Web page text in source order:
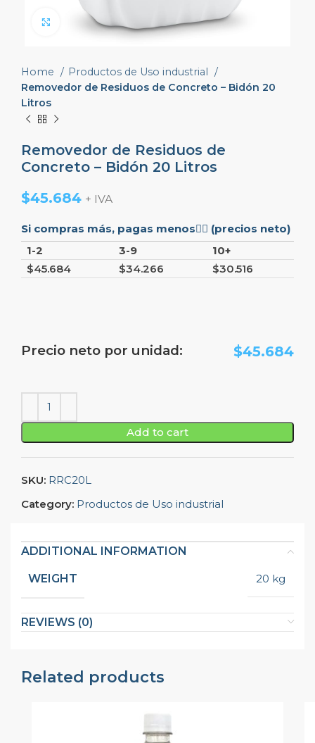
Click to enlarge
Home
Productos de Uso industrial
Removedor de Residuos de Concreto – Bidón 20
Litros
Removedor de Residuos de
Concreto – Bidón 20 Litros
$45.684 + IVA
Si compras más, pagas menos👇🏼 (precios neto)
1-2
3-9
10+
$45.684 $34.266 $30.516
Precio neto por unidad: $45.684
Add to cart
SKU: RRC20L
Category: Productos de Uso industrial
ADDITIONAL INFORMATION
WEIGHT 20 kg
REVIEWS (0)
Related products